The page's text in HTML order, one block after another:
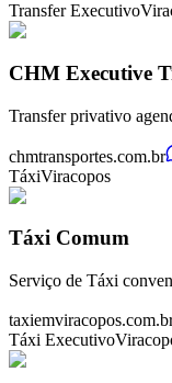
Transfer Executivo
CHM Executive
Transfer privativo
chmtransportes.com.br
TáxiViracopos
Táxi Comum
Serviço de Táxi
Táxi Executivo